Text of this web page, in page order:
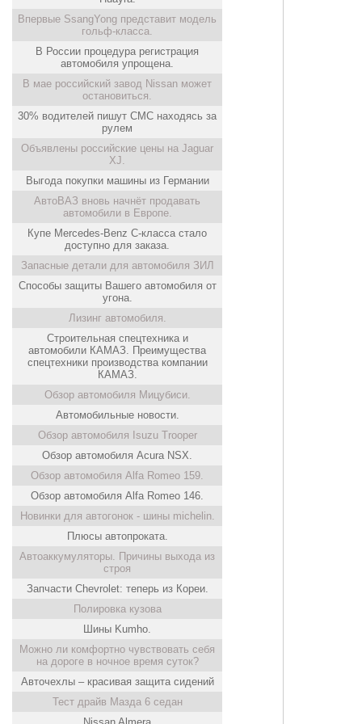
Впервые SsangYong представит модель
гольф-класса.
В России процедура регистрация
автомобиля упрощена.
В мае российский завод Nissan может
остановиться.
30% водителей пишут СМС находясь за
рулем
Объявлены российские цены на Jaguar
XJ.
Выгода покупки машины из Германии
АвтоВАЗ вновь начнёт продавать
автомобили в Европе.
Купе Mercedes-Benz С-класса стало
доступно для заказа.
Запасные детали для автомобиля ЗИЛ
Способы защиты Вашего автомобиля от
угона.
Лизинг автомобиля.
Строительная спецтехника и
автомобили КАМАЗ. Преимущества
спецтехники производства компании
КАМАЗ.
Обзор автомобиля Мицубиси.
Автомобильные новости.
Обзор автомобиля Isuzu Trooper
Обзор автомобиля Acura NSX.
Обзор автомобиля Alfa Romeo 159.
Обзор автомобиля Alfa Romeo 146.
Новинки для автогонок - шины michelin.
Плюсы автопроката.
Автоаккумуляторы. Причины выхода из
строя
Запчасти Chevrolet: теперь из Кореи.
Полировка кузова
Шины Kumho.
Можно ли комфортно чувствовать себя
на дороге в ночное время суток?
Авточехлы – красивая защита сидений
Тест драйв Мазда 6 седан